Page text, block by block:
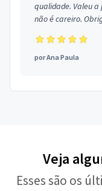
qualidade. Valeu
não é careiro.
porAna Paula
Veja
Esses são os